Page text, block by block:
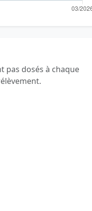
pas dosés à chaque